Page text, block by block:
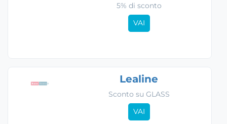
5% di sconto
VAI
Lealine
Sconto su GLASS
VAI